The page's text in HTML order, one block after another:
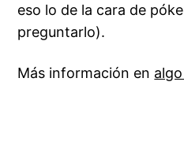
eso lo de la cara de
preguntarlo).
Más información en